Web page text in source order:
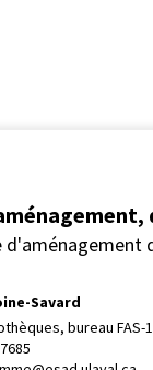
Savard
bureau FAS-